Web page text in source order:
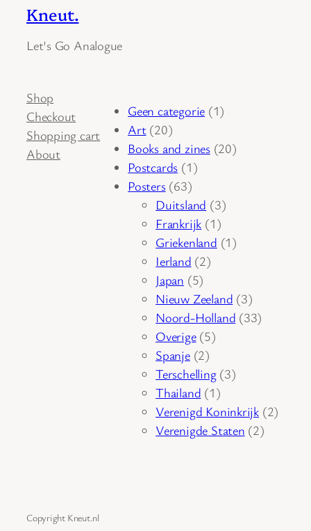
Kneut.
Let's Go Analogue
Shop
Checkout
Shopping cart
About
Geen categorie 11
Art 2020
producten
Books and zines 2020
Postcards 11
Posters 6363
producten
Duitsland 33
producten
Frankrijk 11
product
Griekenland 11
Ierland 22
Japan 55
producten
Nieuw Zeeland 33
producten
Noord-Holland 3333
Overige 55
Spanje 22
producten
Terschelling 33
Thailand 11
product
Verenigd Koninkrijk 22
Verenigde Staten 22
Copyright Kneut.nl